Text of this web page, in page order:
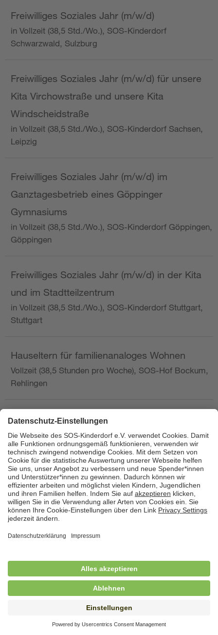
Freiwilliges Soziales Jahr (m/w/d)
in Vollzeit (38,5 Std./Wo.), SOS-Kinderdorf
Schwarzwald, Sulzburg
Freiwilliges Soziales Jahr (m/w/d) für unsere
Kita Virchowstraße und unsere Kita
Windscheidstraße
in Vollzeit (38,5 Std./Wo.), SOS-Kinderdorf Sachsen,
Leipzig
Freiwilliges Soziales Jahr (m/w/d) im
Ganztagesbetrieb eines Göppinger
Gymnasiums
in Vollzeit (38,5 Std./Wo.), SOS-Kinderdorf Göppingen,
Göppingen
Freiwilliges Soziales Jahr (m/w/d) in der Kita
und im Stadtteilzentrum
in Vollzeit (38,5 Std./Wo.), SOS-Kinderdorf Stuttgart,
Stuttgart
Hauseltern für familienanaloges Wohnen
Vollzeit (38,5 Stunden pro Woche), SOS-Hof Bockum,
Rehlingen
Hauswirtschafterin / Köchin (m/w/d) als
Ausbilderin (m/w/d) im Bereich
Nahrungszubereitung
in Vollzeit (38,5 Std./Wo.), SOS-Kinderdorf
Saarbrücken, Saarbrücken
Hauswirtschaftskraft (m/w/d)
in Teilzeit (mind. 20 - max. 30 Std./.Wo.), SOS-
Hauswirtschaftskraft (m/w/d)
in unbefristeter Anstellung, Teilzeit (20 Std./Wo.), SOS-
Kinderdorf Dortmund, Hagen